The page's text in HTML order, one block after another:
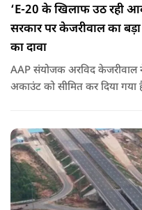
‘E-20 के खिलाफ उठ रही
सरकार पर केजरीवाल का
का दावा
AAP संयोजक अरविद केजरीवाल
अकाउंट को सीमित कर दिया